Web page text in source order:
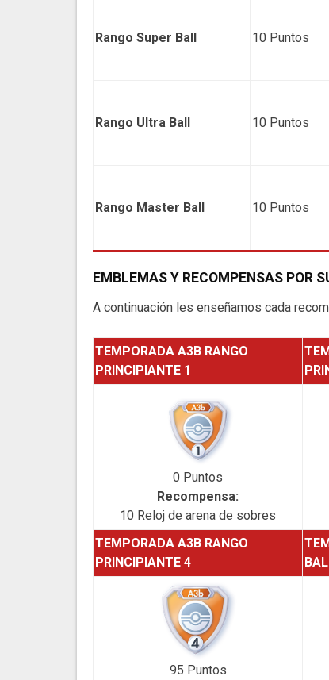
Rango Super Ball 10 Puntos
Rango Ultra Ball 10 Puntos
Rango Master Ball 10 Puntos
EMBLEMAS Y RECOMPENSAS POR
A continuación les enseñamos cada
TEMPORADA A3B RANGO
PRINCIPIANTE 1
0 Puntos
Recompensa:
10 Reloj de arena de sobres
TEMPORADA A3B RANGO
PRINCIPIANTE 4
95 Puntos